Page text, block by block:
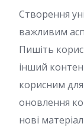
Створення
важливим
Пишіть
інший
корисним
оновлення
нові